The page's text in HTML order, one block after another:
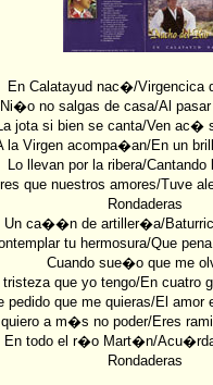
En Calatayud nac�/Virgencica
Ni�o no salgas de casa/Al pasar
jota si bien se canta/Ven ac�
la Virgen acompa�an/En un
Lo llevan por la ribera/Cantando
que nuestros amores/Tuve
Rondaderas
Un ca��n de artiller�a/
tu hermosura/Que
Cuando sue�o que me
tristeza que yo tengo/En cuatro
pedido que me quieras/El
quiero a m�s no poder/Eres
En todo el r�o Mart�n/
Rondaderas